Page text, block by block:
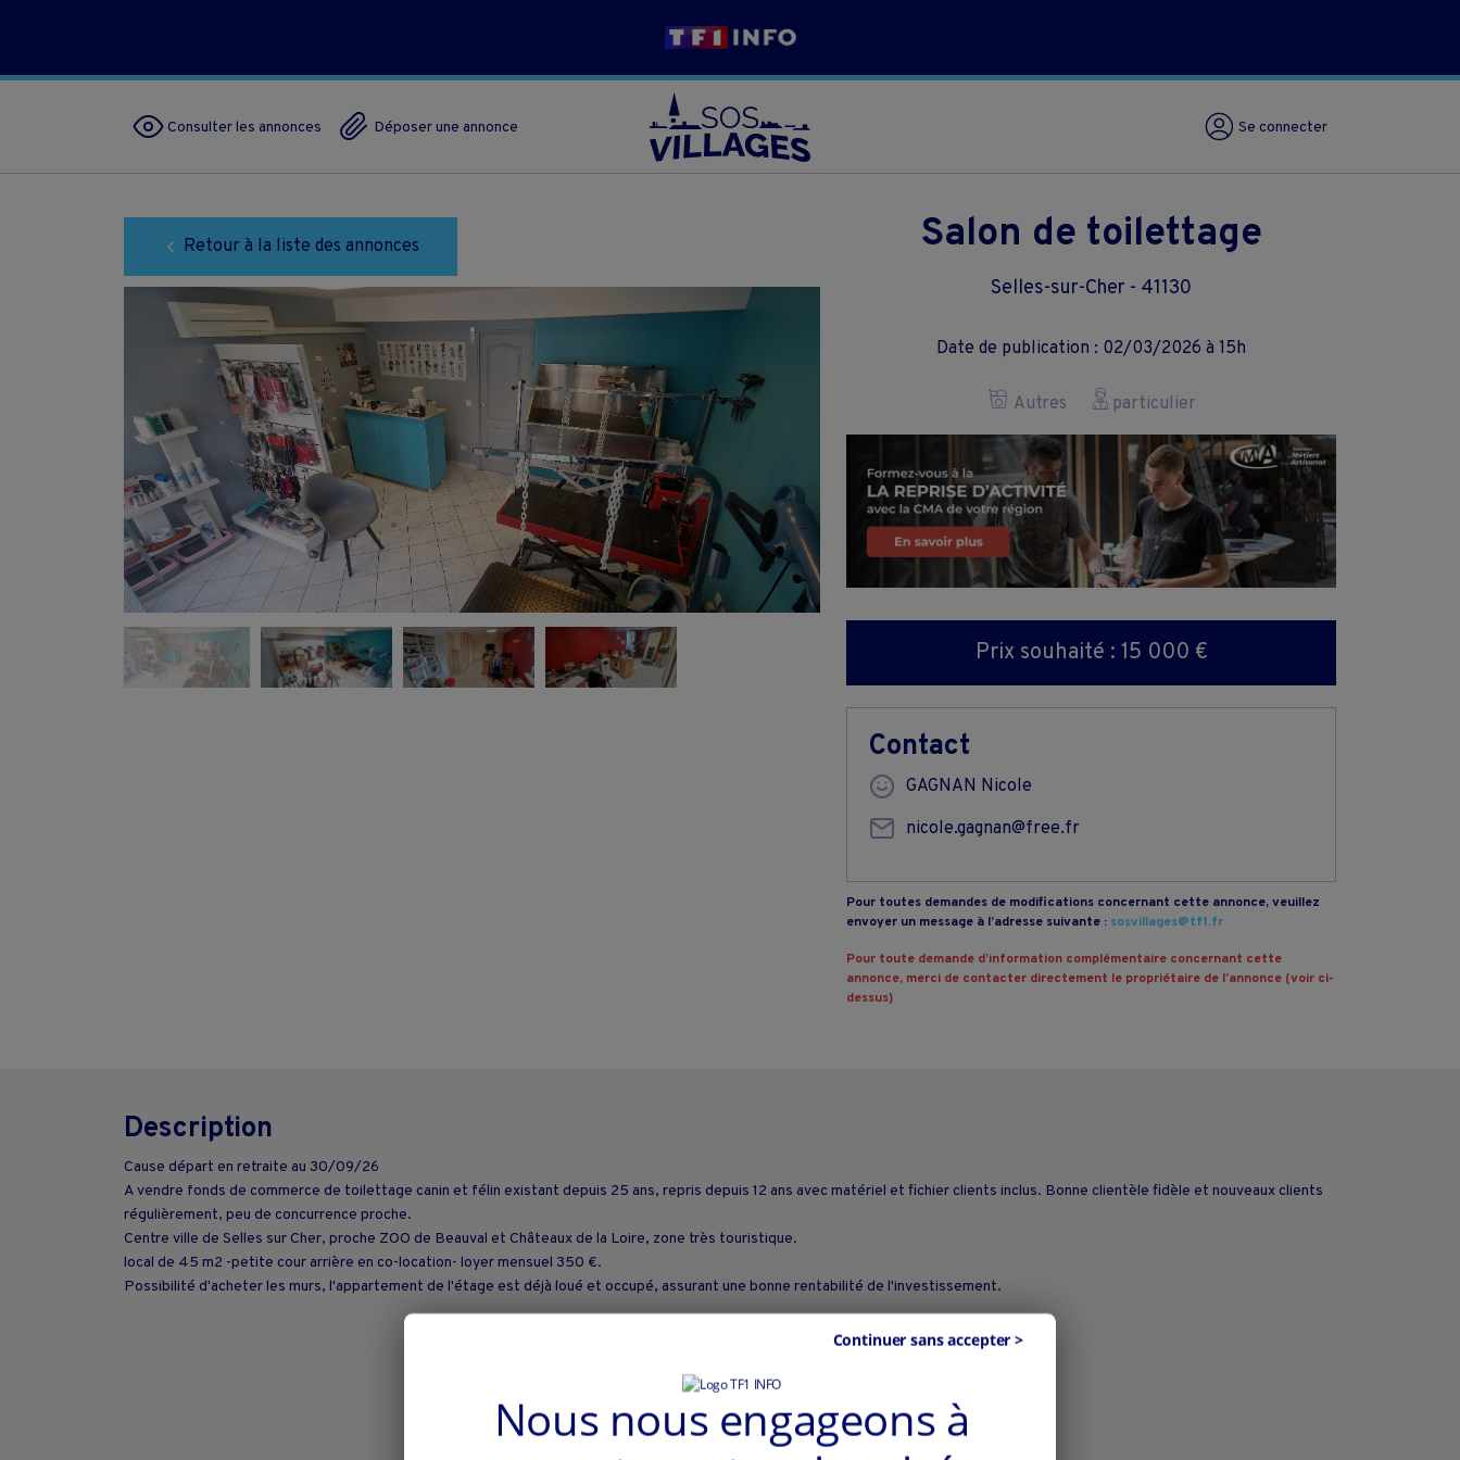
Consulter les annonces Déposer une annonce Se connecter
Retour à la liste des annonces Salon de toilettage
Selles-sur-Cher - 41130
Date de publication : 02/03/2026 à 15h
Autres particulier
Prix souhaité : 15 000 €
Contact
GAGNAN Nicole
nicole.gagnan@free.fr
Pour toutes demandes de modifications concernant cette annonce, veuillez
envoyer un message à l’adresse suivante : sosvillages@tf1.fr
Pour toute demande d’information complémentaire concernant cette
annonce, merci de contacter directement le propriétaire de l’annonce (voir ci-
dessus)
Description
Cause départ en retraite au 30/09/26
A vendre fonds de commerce de toilettage canin et félin existant depuis 25 ans, repris depuis 12 ans avec matériel et fichier clients inclus. Bonne clientèle fidèle et nouveaux clients
régulièrement, peu de concurrence proche.
Centre ville de Selles sur Cher, proche ZOO de Beauval et Châteaux de la Loire, zone très touristique.
local de 45 m2 -petite cour arrière en co-location- loyer mensuel 350 €.
Possibilité d'acheter les murs, l'appartement de l'étage est déjà loué et occupé, assurant une bonne rentabilité de l'investissement.
Nous nous engageons à
Continuer sans accepter >